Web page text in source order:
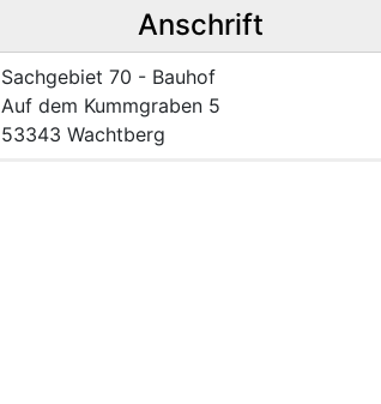
Anschrift
Name der Einrichtung:
Sachgebiet 70 - Bauhof
Strasse und Hausnummer
Auf dem Kummgraben 5
PLZ und Ort
53343 Wachtberg